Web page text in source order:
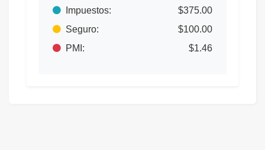
Impuestos:
$375.00
Seguro:
$100.00
PMI:
$1.46